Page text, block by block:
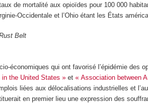
de mortalité aux opioïdes pour 100 000
Occidentale et l’Ohio étant les États
Belt
économiques qui ont favorisé l’épidémie des
in the United States » et« Association between
liées aux délocalisations industrielles et
en premier lieu une expression des